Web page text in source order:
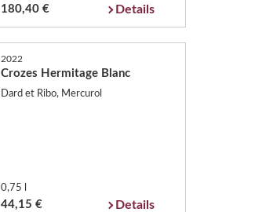
180,40 € Details
2022
Crozes Hermitage Blanc
Dard et Ribo, Mercurol
0,75 l
44,15 € Details